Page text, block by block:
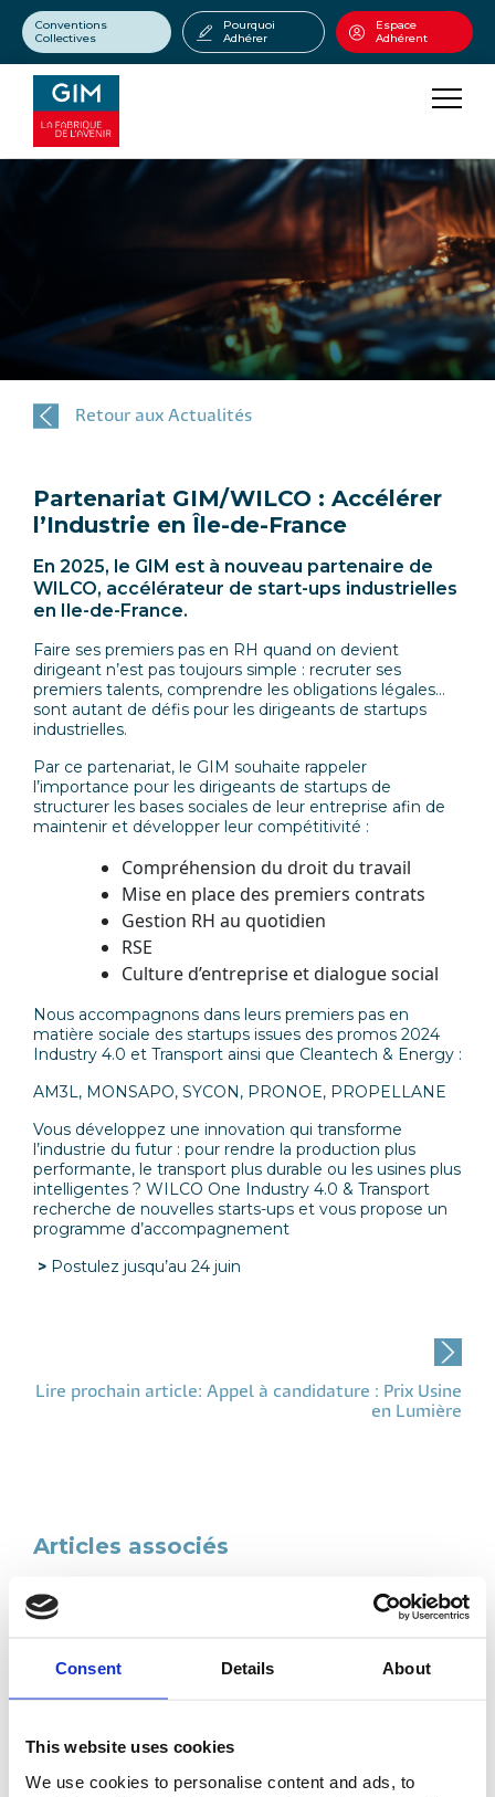
Consent Details About
This website uses cookies
We use cookies to personalise content and ads, to
Conventions
Collectives
Pourquoi
Adhérer
Espace
Adhérent
Retour aux Actualités
Partenariat GIM/WILCO : Accélérer
l’Industrie en Île-de-France ­
En 2025, le GIM est à nouveau partenaire de
WILCO, accélérateur de start-ups industrielles
en Ile-de-France.
Faire ses premiers pas en RH quand on devient
dirigeant n’est pas toujours simple : recruter ses
premiers talents, comprendre les obligations légales…
sont autant de défis pour les dirigeants de startups
industrielles.
Par ce partenariat, le GIM souhaite rappeler
l’importance pour les dirigeants de startups de
structurer les bases sociales de leur entreprise afin de
maintenir et développer leur compétitivité :
Compréhension du droit du travail
Mise en place des premiers contrats
Gestion RH au quotidien
RSE
Culture d’entreprise et dialogue social
Nous accompagnons dans leurs premiers pas en
matière sociale des startups issues des promos 2024
Industry 4.0 et Transport ainsi que Cleantech & Energy :
AM3L, MONSAPO, SYCON, PRONOE, PROPELLANE
Vous développez une innovation qui transforme
l’industrie du futur : pour rendre la production plus
performante, le transport plus durable ou les usines plus
intelligentes ? WILCO One Industry 4.0 & Transport
recherche de nouvelles starts-ups et vous propose un
programme d’accompagnement
> Postulez jusqu’au 24 juin
Lire prochain article: Appel à candidature : Prix Usine
en Lumière
Articles associés
Adhérents